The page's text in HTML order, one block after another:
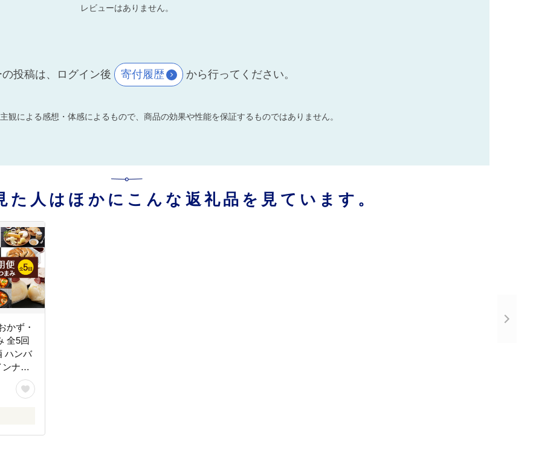
レビューはありません。
の投稿は、ログイン後 寄付履歴 から行ってください。
観による感想・体感によるもので、商品の効果や性能を保証するものではありません。
た人はほかにこんな返礼品を見ています。
かず・
全5回
ハンバ
ナー
アイ